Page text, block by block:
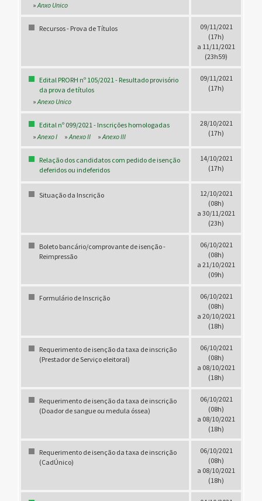
»Anxo Unico
Recursos - Prova de Títulos
09/11/2021
(17h)
a 11/11/2021
(23h59)
Edital PRORH nº 105/2021 - Resultado provisório
da prova de títulos
»Anexo Unico
09/11/2021
(17h)
Edital nº 099/2021 - Inscrições homologadas
»Anexo I »Anexo II »Anexo III
28/10/2021
(17h)
Relação dos candidatos com pedido de isenção
deferidos ou indeferidos
14/10/2021
(17h)
Situação da Inscrição
12/10/2021
(08h)
a 30/11/2021
(23h)
Boleto bancário/comprovante de isenção -
Reimpressão
06/10/2021
(08h)
a 21/10/2021
(09h)
Formulário de Inscrição
06/10/2021
(08h)
a 20/10/2021
(18h)
Requerimento de isenção da taxa de inscrição
(Prestador de Serviço eleitoral)
06/10/2021
(08h)
a 08/10/2021
(18h)
Requerimento de isenção da taxa de inscrição
(Doador de sangue ou medula óssea)
06/10/2021
(08h)
a 08/10/2021
(18h)
Requerimento de isenção da taxa de inscrição
(CadÚnico)
06/10/2021
(08h)
a 08/10/2021
(18h)